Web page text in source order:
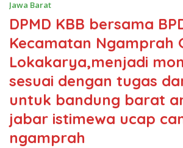
Jawa Barat
DPMD KBB bersama
Kecamatan Ngamprah
Lokakarya,menjadi
sesuai dengan tugas
untuk bandung barat
jabar istimewa ucap
ngamprah